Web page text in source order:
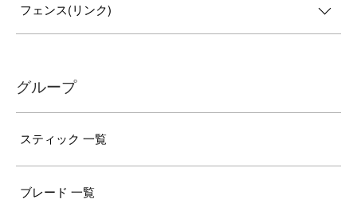
フェンス(リンク)
グループ
スティック 一覧
ブレード 一覧